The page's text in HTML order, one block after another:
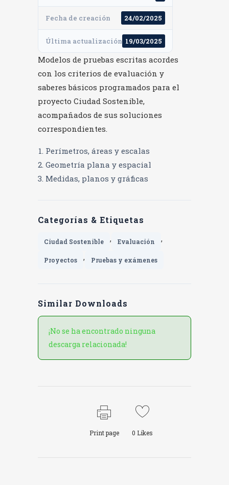
Fecha de creación 24/02/2025
Última actualización 19/03/2025
Modelos de pruebas escritas acordes
con los criterios de evaluación y
saberes básicos programados para el
proyecto Ciudad Sostenible,
acompañados de sus soluciones
correspondientes.
Perímetros, áreas y escalas
Geometría plana y espacial
Medidas, planos y gráficas
Categorías & Etiquetas
Ciudad Sostenible , Evaluación ,
Proyectos , Pruebas y exámenes
Similar Downloads
¡No se ha encontrado ninguna
descarga relacionada!
Print page 0 Likes